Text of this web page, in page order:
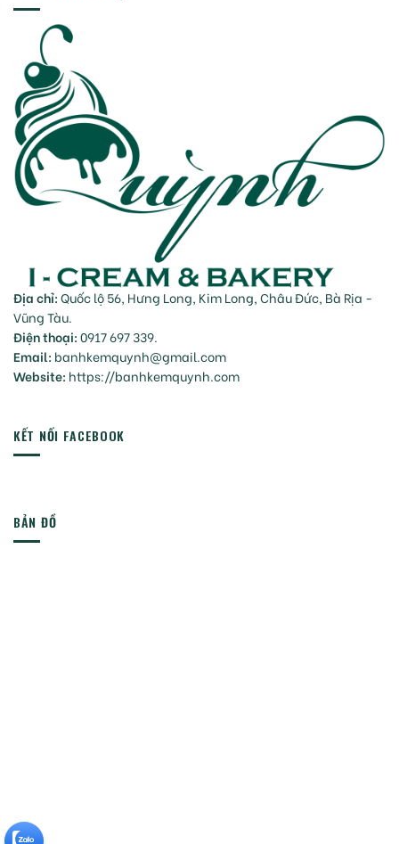
Địa chỉ:Quốc lộ 56, Hưng Long, Kim Long, Châu Đức, Bà Rịa -
Vũng Tàu.
Điện thoại:0917 697 339.
Email: banhkemquynh@gmail.com
Website: https://banhkemquynh.com
KẾT NỐI FACEBOOK
BẢN ĐỒ